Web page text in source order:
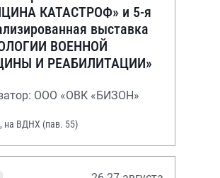
КАТАСТРОФ» и 5-я
выставка
ВОЕННОЙ
И РЕАБИЛИТАЦИИ»
ООО «ОВК «БИЗОН»
на ВДНХ (пав. 55)